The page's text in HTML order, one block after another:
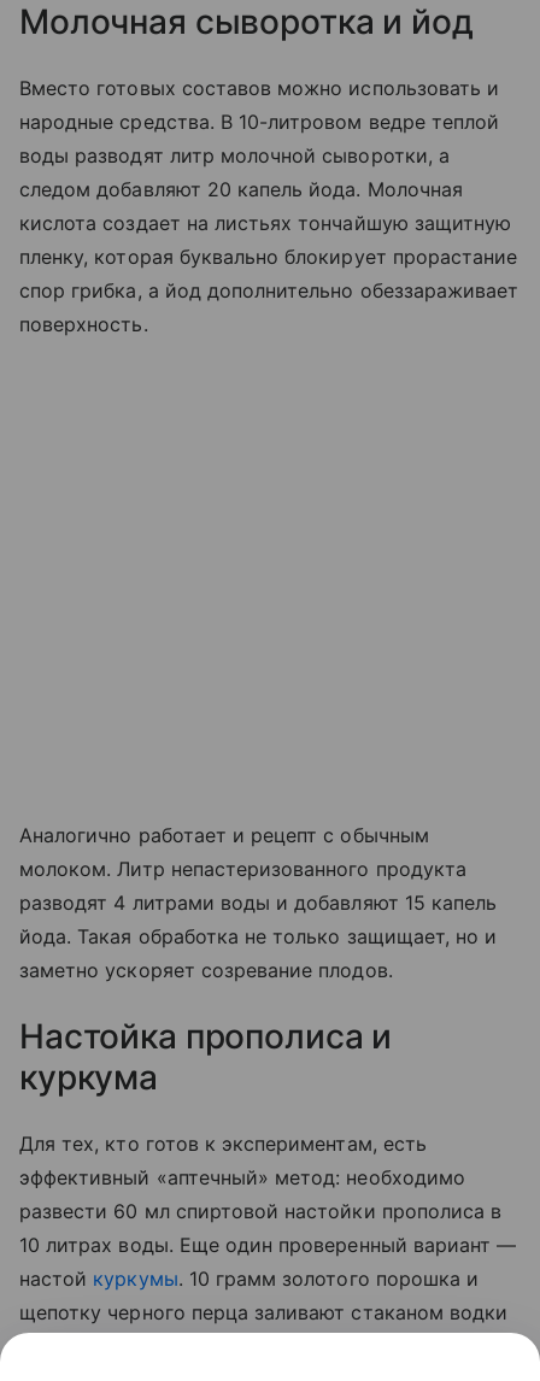
Молочная сыворотка и йод
Вместо готовых составов можно использовать и
народные средства. В 10-литровом ведре теплой
воды разводят литр молочной сыворотки, а
следом добавляют 20 капель йода. Молочная
кислота создает на листьях тончайшую защитную
пленку, которая буквально блокирует прорастание
спор грибка, а йод дополнительно обеззараживает
поверхность.
Аналогично работает и рецепт с обычным
молоком. Литр непастеризованного продукта
разводят 4 литрами воды и добавляют 15 капель
йода. Такая обработка не только защищает, но и
заметно ускоряет созревание плодов.
Настойка прополиса и
куркума
Для тех, кто готов к экспериментам, есть
эффективный «аптечный» метод: необходимо
развести 60 мл спиртовой настойки прополиса в
10 литрах воды. Еще один проверенный вариант —
настой куркумы. 10 грамм золотого порошка и
щепотку черного перца заливают стаканом водки